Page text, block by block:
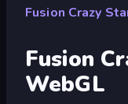
Fusion Crazy
Fusion
WebGL